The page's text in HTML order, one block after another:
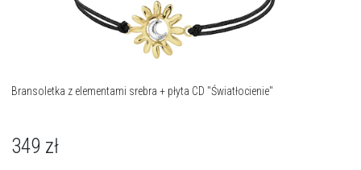
Bransoletka z elementami srebra + płyta CD "Światłocienie"
349 zł